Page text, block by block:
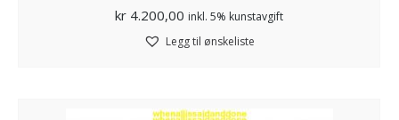
kr 4.200,00 inkl. 5% kunstavgift
Legg til ønskeliste